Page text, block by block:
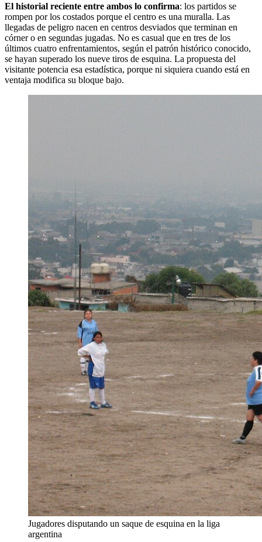
El historial reciente entre ambos lo confirma: los partidos se
rompen por los costados porque el centro es una muralla. Las
llegadas de peligro nacen en centros desviados que terminan en
córner o en segundas jugadas. No es casual que en tres de los
últimos cuatro enfrentamientos, según el patrón histórico conocido,
se hayan superado los nueve tiros de esquina. La propuesta del
visitante potencia esa estadística, porque ni siquiera cuando está en
ventaja modifica su bloque bajo.
Jugadores disputando un saque de esquina en la liga
argentina